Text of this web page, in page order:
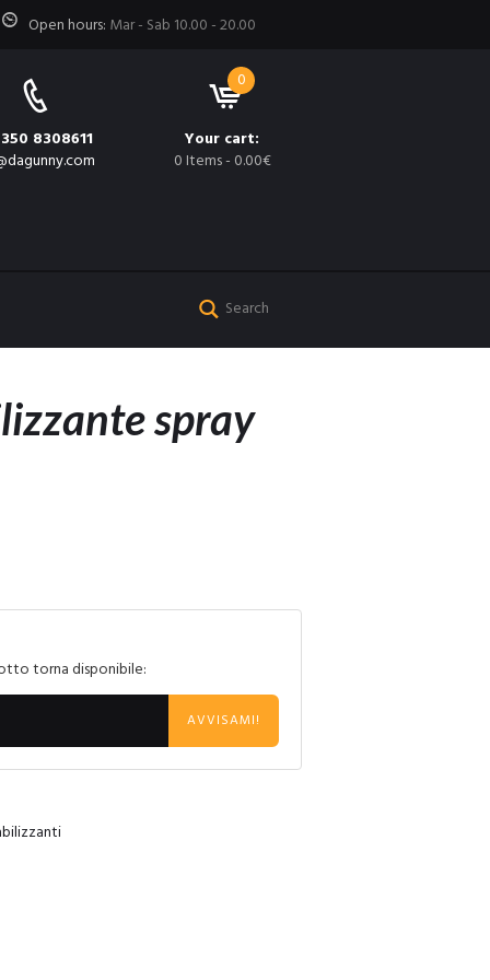
Open hours: Mar - Sab 10.00 - 20.00
8308611
0
Your cart:
0 Items- 0.00€
spray
torna disponibile:
AVVISAMI!